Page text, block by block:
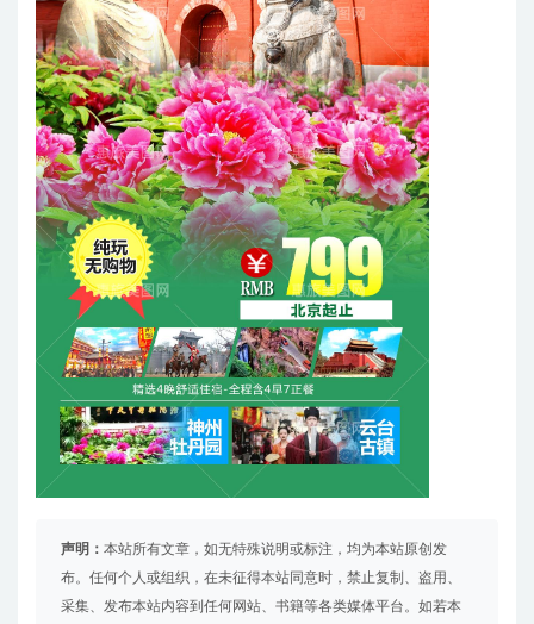
声明： 本站所有文章，如无特殊说明或标注，均为本站原创发
布。任何个人或组织，在未征得本站同意时，禁止复制、盗用、
采集、发布本站内容到任何网站、书籍等各类媒体平台。如若本